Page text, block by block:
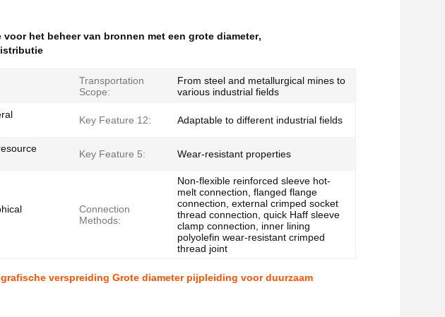
voor het beheer van bronnen met een grote diameter,
Transportation
Scope:
From steel and metallurgical mines to
various industrial fields
Key Feature 12: Adaptable to different industrial fields
Key Feature 5: Wear-resistant properties
Connection
Methods:
Non-flexible reinforced sleeve hot-
melt connection, flanged flange
connection, external crimped socket
thread connection, quick Haff sleeve
clamp connection, inner lining
polyolefin wear-resistant crimped
thread joint
verspreiding Grote diameter pijpleiding voor duurzaam